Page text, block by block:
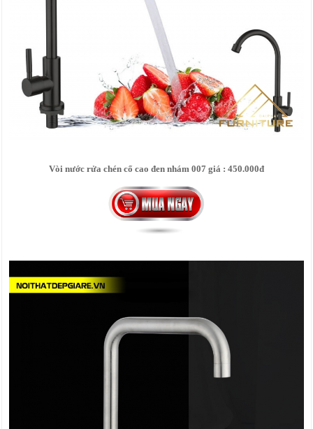
Vòi nước rửa chén cổ cao đen nhám 007 giá : 450.000đ